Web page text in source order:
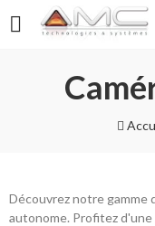
Découvrez notre gamme
autonome. Profitez